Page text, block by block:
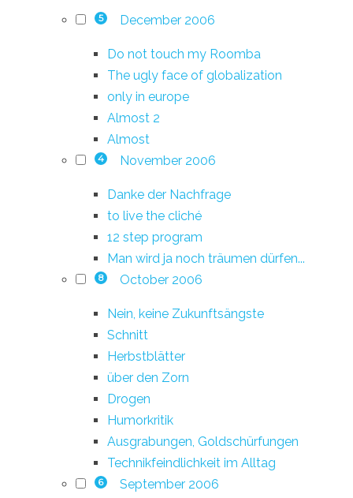
5 December 2006
Do not touch my Roomba
The ugly face of globalization
only in europe
Almost 2
Almost
4 November 2006
Danke der Nachfrage
to live the cliché
12 step program
Man wird ja noch träumen dürfen...
8 October 2006
Nein, keine Zukunftsängste
Schnitt
Herbstblätter
über den Zorn
Drogen
Humorkritik
Ausgrabungen, Goldschürfungen
Technikfeindlichkeit im Alltag
6 September 2006